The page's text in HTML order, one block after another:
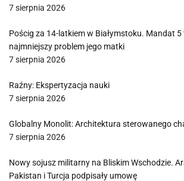
7 sierpnia 2026
Pościg za 14-latkiem w Białymstoku. Mandat 5
najmniejszy problem jego matki
7 sierpnia 2026
Raźny: Ekspertyzacja nauki
7 sierpnia 2026
Globalny Monolit: Architektura sterowanego
7 sierpnia 2026
Nowy sojusz militarny na Bliskim Wschodzie.
Pakistan i Turcja podpisały umowę